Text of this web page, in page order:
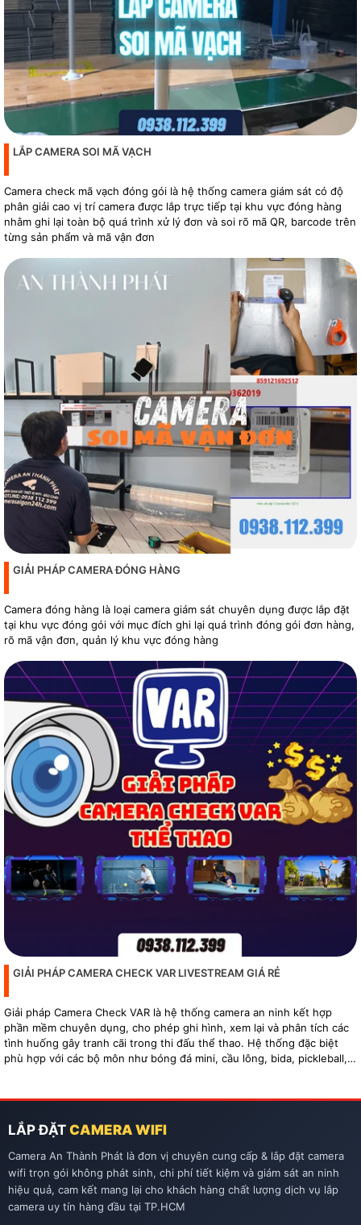
LẮP CAMERA SOI MÃ VẠCH
Camera check mã vạch đóng gói là hệ thống camera giám sát có độ
phân giải cao vị trí camera được lắp trực tiếp tại khu vực đóng hàng
nhằm ghi lại toàn bộ quá trình xử lý đơn và soi rõ mã QR, barcode trên
từng sản phẩm và mã vận đơn
GIẢI PHÁP CAMERA ĐÓNG HÀNG
Camera đóng hàng là loại camera giám sát chuyên dụng được lắp đặt
tại khu vực đóng gói với mục đích ghi lại quá trình đóng gói đơn hàng,
rõ mã vận đơn, quản lý khu vực đóng hàng
GIẢI PHÁP CAMERA CHECK VAR LIVESTREAM GIÁ RẺ
Giải pháp Camera Check VAR là hệ thống camera an ninh kết hợp
phần mềm chuyên dụng, cho phép ghi hình, xem lại và phân tích các
tình huống gây tranh cãi trong thi đấu thể thao. Hệ thống đặc biệt
phù hợp với các bộ môn như bóng đá mini, cầu lông, bida, pickleball,
LẮP ĐẶT CAMERA WIFI
Camera An Thành Phát là đơn vị chuyên cung cấp & lắp đặt camera
wifi trọn gói không phát sinh, chi phí tiết kiệm và giám sát an ninh
hiệu quả, cam kết mang lại cho khách hàng chất lượng dịch vụ lắp
camera uy tín hàng đầu tại TP.HCM